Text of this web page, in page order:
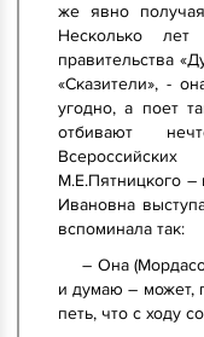
же явно
Несколько
правительства
«Сказители», -
угодно, а поет
отбивают
М.Е.Пятницкого –
Ивановна
вспоминала так:
– Она
и думаю – может,
петь, что с ходу